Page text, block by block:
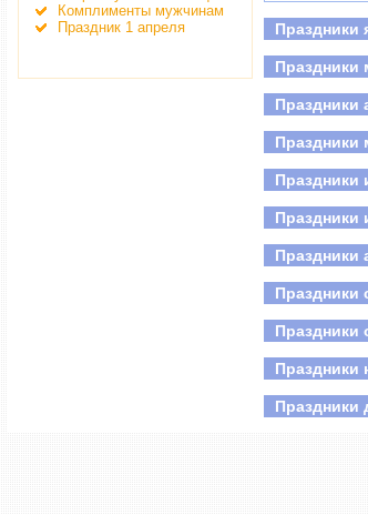
Комплименты мужчинам
Праздник 1 апреля
День
Праздники
Праздники
Праздники
Праздники
Праздники
Праздники
Праздники
Праздники
Праздники
Праздники
Праздники